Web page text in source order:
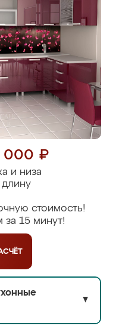
000 ₽
и низа
длину
стоимость!
15 минут!
▼